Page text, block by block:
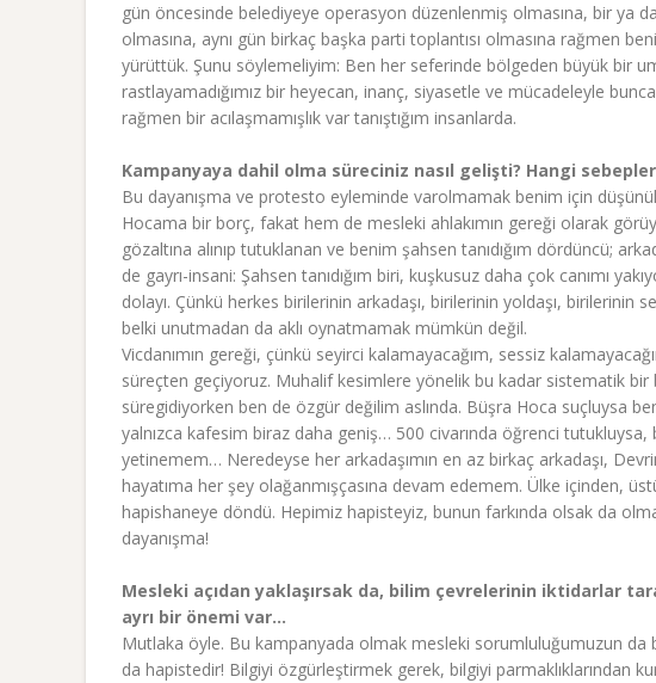
gün öncesinde belediyeye operasyon düzenlenmiş olmasına, bir ya
olmasına, aynı gün birkaç başka parti toplantısı olmasına rağmen
yürüttük. Şunu söylemeliyim: Ben her seferinde bölgeden büyük bir
rastlayamadığımız bir heyecan, inanç, siyasetle ve mücadeleyle
rağmen bir acılaşmamışlık var tanıştığım insanlarda.
Kampanyaya dahil olma süreciniz nasıl gelişti? Hangi
Bu dayanışma ve protesto eyleminde varolmamak benim için
Hocama bir borç, fakat hem de mesleki ahlakımın gereği olarak
gözaltına alınıp tutuklanan ve benim şahsen tanıdığım dördüncü;
de gayrı-insani: Şahsen tanıdığım biri, kuşkusuz daha çok canımı
dolayı. Çünkü herkes birilerinin arkadaşı, birilerinin yoldaşı,
belki unutmadan da aklı oynatmamak mümkün değil.
Vicdanımın gereği, çünkü seyirci kalamayacağım, sessiz
süreçten geçiyoruz. Muhalif kesimlere yönelik bu kadar sistematik
süregidiyorken ben de özgür değilim aslında. Büşra Hoca suçluysa
yalnızca kafesim biraz daha geniş… 500 civarında öğrenci
yetinemem… Neredeyse her arkadaşımın en az birkaç arkadaşı,
hayatıma her şey olağanmışçasına devam edemem. Ülke içinden,
hapishaneye döndü. Hepimiz hapisteyiz, bunun farkında olsak da
dayanışma!
Mesleki açıdan yaklaşırsak da, bilim çevrelerinin iktidarlar
ayrı bir önemi var...
Mutlaka öyle. Bu kampanyada olmak mesleki sorumluluğumuzun
da hapistedir! Bilgiyi özgürleştirmek gerek, bilgiyi parmaklıklarından